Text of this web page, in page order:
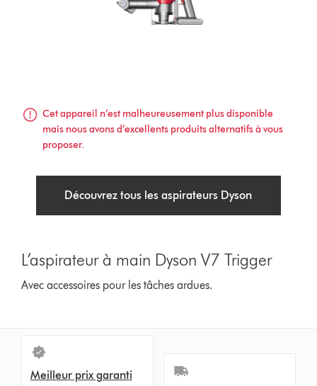
Cet appareil n’est malheureusement plus disponible
mais nous avons d’excellents produits alternatifs à vous
proposer.
Découvrez tous les aspirateurs Dyson
L’aspirateur à main Dyson V7 Trigger
Avec accessoires pour les tâches ardues.
Meilleur prix garanti